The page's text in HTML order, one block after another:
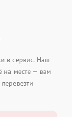
в сервис. Наш
на месте — вам